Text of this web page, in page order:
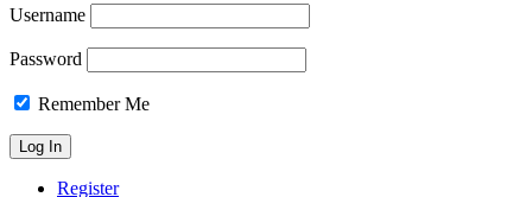
Username
Password
Remember Me
Register